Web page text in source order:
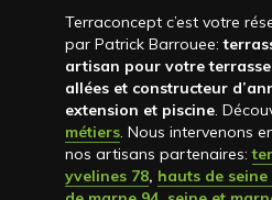
Terraconcept c’est votre
par Patrick Barrouee:
artisan pour votre
allées et constructeur
extension et piscine.
métiers. Nous intervenons
nos artisans partenaires:
yvelines 78, hauts de seine